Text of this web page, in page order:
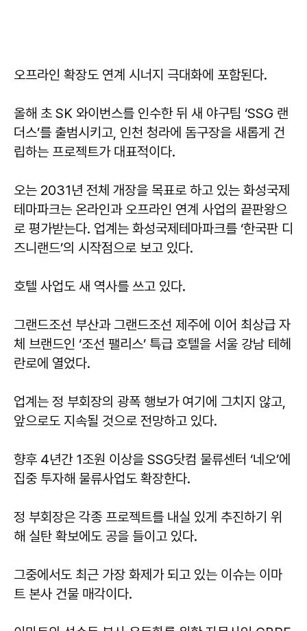
오프라인 확장도 연계 시너지 극대화에 포함된다.
올해 초 SK 와이번스를 인수한 뒤 새 야구팀 ‘SSG 랜
더스’를 출범시키고, 인천 청라에 돔구장을 새롭게 건
립하는 프로젝트가 대표적이다.
오는 2031년 전체 개장을 목표로 하고 있는 화성국제
테마파크는 온라인과 오프라인 연계 사업의 끝판왕으
로 평가받는다. 업계는 화성국제테마파크를 ‘한국판 디
즈니랜드’의 시작점으로 보고 있다.
호텔 사업도 새 역사를 쓰고 있다.
그랜드조선 부산과 그랜드조선 제주에 이어 최상급 자
체 브랜드인 ‘조선 팰리스’ 특급 호텔을 서울 강남 테헤
란로에 열었다.
업계는 정 부회장의 광폭 행보가 여기에 그치지 않고,
앞으로도 지속될 것으로 전망하고 있다.
향후 4년간 1조원 이상을 SSG닷컴 물류센터 ‘네오’에
집중 투자해 물류사업도 확장한다.
정 부회장은 각종 프로젝트를 내실 있게 추진하기 위
해 실탄 확보에도 공을 들이고 있다.
그중에서도 최근 가장 화제가 되고 있는 이슈는 이마
트 본사 건물 매각이다.